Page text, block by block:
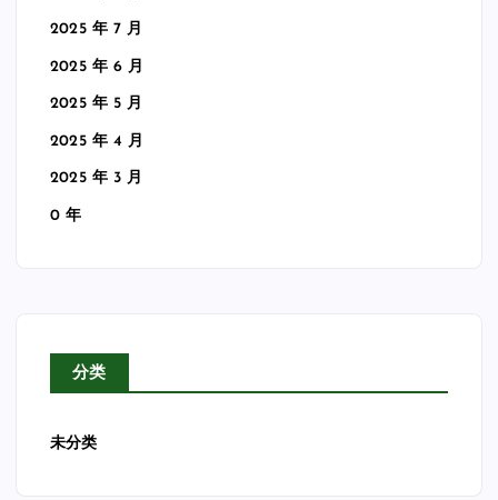
2025 年 7 月
2025 年 6 月
2025 年 5 月
2025 年 4 月
2025 年 3 月
0 年
分类
未分类